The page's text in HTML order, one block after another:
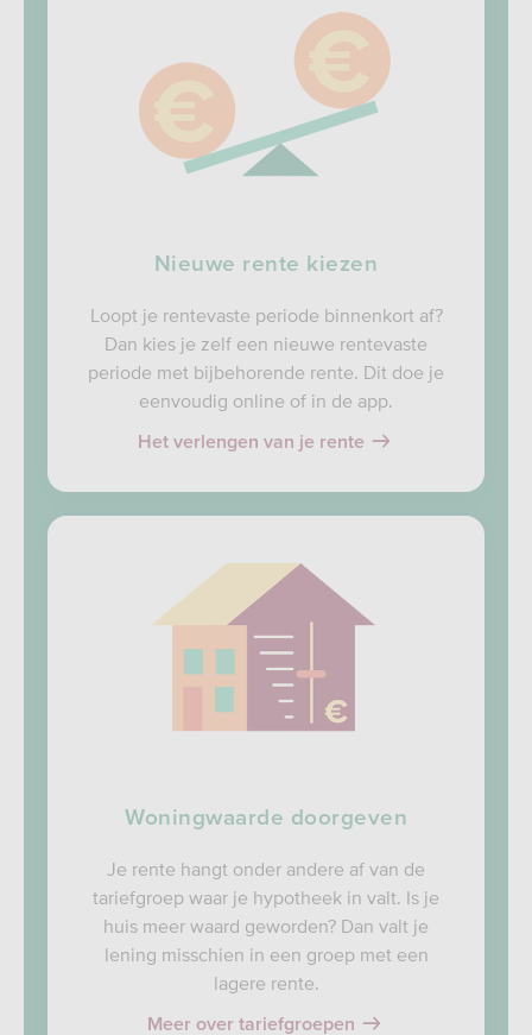
Nieuwe rente kiezen
Loopt je rentevaste periode binnenkort af?
Dan kies je zelf een nieuwe rentevaste
periode met bijbehorende rente. Dit doe je
eenvoudig online of in de app.
Het verlengen van je rente
Woningwaarde doorgeven
Je rente hangt onder andere af van de
tariefgroep waar je hypotheek in valt. Is je
huis meer waard geworden? Dan valt je
lening misschien in een groep met een
lagere rente.
Meer over tariefgroepen